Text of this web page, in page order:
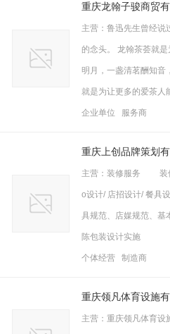
重庆龙翰子骏商贸
主营：鲁迅先生曾经说
的念头。 龙翰茶荟就
明月，一盏清茗酬知音
就是为让更多的爱茶人
企业单位 服务商
重庆上创品牌策划
主营：装修服务 装修
o设计/ 店招设计/ 餐具
具规范、店媒规范、
陈包装设计实施
个体经营 制造商
重庆领凡体育设施
主营：重庆领凡体育设